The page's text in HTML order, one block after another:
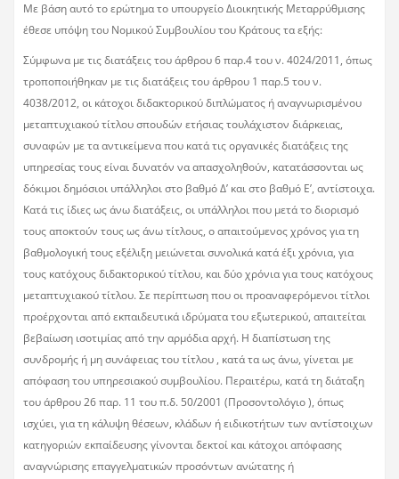
Με βάση αυτό το ερώτημα το υπουργείο Διοικητικής Μεταρρύθμισης
έθεσε υπόψη του Νομικού Συμβουλίου του Κράτους τα εξής:
Σύμφωνα με τις διατάξεις του άρθρου 6 παρ.4 του ν. 4024/2011, όπως
τροποποιήθηκαν με τις διατάξεις του άρθρου 1 παρ.5 του ν.
4038/2012, οι κάτοχοι διδακτορικού διπλώματος ή αναγνωρισμένου
μεταπτυχιακού τίτλου σπουδών ετήσιας τουλάχιστον διάρκειας,
συναφών με τα αντικείμενα που κατά τις οργανικές διατάξεις της
υπηρεσίας τους είναι δυνατόν να απασχοληθούν, κατατάσσονται ως
δόκιμοι δημόσιοι υπάλληλοι στο βαθμό Δ’ και στο βαθμό Ε’, αντίστοιχα.
Κατά τις ίδιες ως άνω διατάξεις, οι υπάλληλοι που μετά το διορισμό
τους αποκτούν τους ως άνω τίτλους, ο απαιτούμενος χρόνος για τη
βαθμολογική τους εξέλιξη μειώνεται συνολικά κατά έξι χρόνια, για
τους κατόχους διδακτορικού τίτλου, και δύο χρόνια για τους κατόχους
μεταπτυχιακού τίτλου. Σε περίπτωση που οι προαναφερόμενοι τίτλοι
προέρχονται από εκπαιδευτικά ιδρύματα του εξωτερικού, απαιτείται
βεβαίωση ισοτιμίας από την αρμόδια αρχή. Η διαπίστωση της
συνδρομής ή μη συνάφειας του τίτλου , κατά τα ως άνω, γίνεται με
απόφαση του υπηρεσιακού συμβουλίου. Περαιτέρω, κατά τη διάταξη
του άρθρου 26 παρ. 11 του π.δ. 50/2001 (Προσοντολόγιο ), όπως
ισχύει, για τη κάλυψη θέσεων, κλάδων ή ειδικοτήτων των αντίστοιχων
κατηγοριών εκπαίδευσης γίνονται δεκτοί και κάτοχοι απόφασης
αναγνώρισης επαγγελματικών προσόντων ανώτατης ή